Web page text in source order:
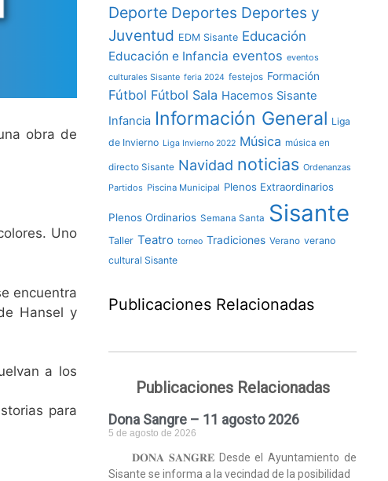
obra de
Uno
encuentra
Hansel y
a los
para
Deporte Deportes Deportes y
Juventud EDM Sisante Educación
Educación e Infancia eventos eventos
culturales Sisante feria 2024 festejos Formación
Fútbol Fútbol Sala Hacemos Sisante
Infancia Información General Liga
de Invierno Liga Invierno 2022 Música música en
directo Sisante Navidad noticias Ordenanzas
Partidos Piscina Municipal Plenos Extraordinarios
Plenos Ordinarios Semana Santa Sisante
Taller Teatro torneo Tradiciones Verano verano
cultural Sisante
Publicaciones Relacionadas
Publicaciones Relacionadas
Dona Sangre – 11 agosto 2026
5 de agosto de 2026
𝐃𝐎𝐍𝐀 𝐒𝐀𝐍𝐆𝐑𝐄 Desde el Ayuntamiento de
Sisante se informa a la vecindad de la posibilidad